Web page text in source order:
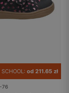
od 211.65 zł
76